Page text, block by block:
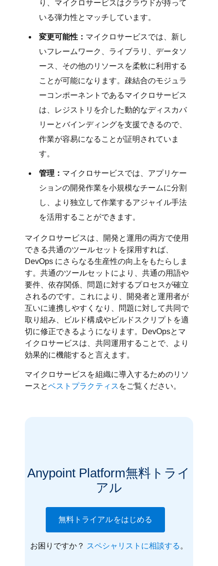
り、マイクロサービスはクラウドが持って
いる弾力性とマッチしています。
変更可能性： マイクロサービスでは、新し
いフレームワーク、ライブラリ、データソ
ース、その他のリソースを柔軟に利用する
ことが可能になります。疎結合のモジュラ
ーコンポーネントであるマイクロサービス
は、レジストリを介した動的なディスカバ
リーとバインディングを支援できるので、
作業が容易になることが証明されていま
す。
管理： マイクロサービスでは、アプリケー
ションの開発作業を小規模なチームに分割
し、より独立して作業するアジャイル手法
を活用することができます。
マイクロサービスは、開発と運用の両方で使用
できる共通のツールセットを採用すれば、
DevOps にさらなる生産性の向上をもたらしま
す。共通のツールセットにより、共通の用語や
要件、依存関係、問題に対するプロセスが確立
されるのです。これにより、開発者と運用者が
互いに連携しやすくなり、問題に対して共同で
取り組み、ビルド構成やビルドスクリプトを適
切に修正できるようになります。DevOpsとマ
イクロサービスは、共同運用することで、より
効果的に機能すると言えます。
マイクロサービスを組織に導入するためのリソ
ースとベストプラクティス をご覧ください。
Anypoint Platform無料トライ
アル
無料トライアルをはじめる
お困りですか？ スペシャリストに相談する 。